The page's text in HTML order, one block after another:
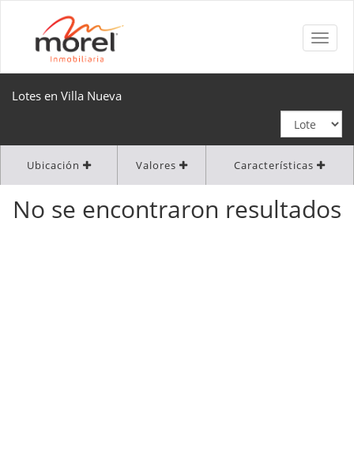
Lotes en Villa Nueva
Ubicación Valores Características
No se encontraron resultados